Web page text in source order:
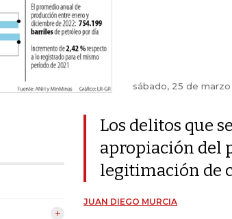
sábado, 25 de
Los delitos que
apropiación del
legitimación de
JUAN DIEGO MURCIA